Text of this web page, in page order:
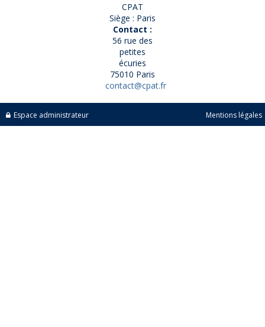
CPAT
Siège : Paris
Contact :
56 rue des
petites
écuries
75010 Paris
contact@cpat.fr
Espace administrateur Mentions légales